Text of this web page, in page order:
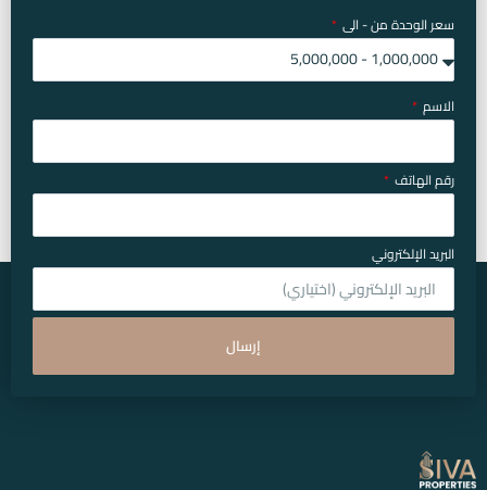
سعر الوحدة من - الى
الاسم
رقم الهاتف
البريد الإلكتروني
إرسال